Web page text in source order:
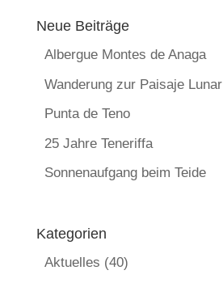
Neue Beiträge
Albergue Montes de Anaga
Wanderung zur Paisaje Lunar
Punta de Teno
25 Jahre Teneriffa
Sonnenaufgang beim Teide
Kategorien
Aktuelles (40)